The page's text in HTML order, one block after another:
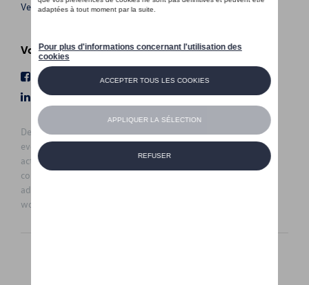
Verkoopsvoorwaarden
Volg Ons
Facebook
Youtube
LinkedIn
Instagram
De prijzen op deze site zijn adviesprijzen (incl. btw), exclusief
eventuele installatiekosten. Voor meer informatie over de
actuele verkoopprijs en de eventuele installatiekosten kunt u
contact opnemen met uw concessiehouder / agent. De
adviesprijzen kunnen zonder voorafgaande kennisgeving
worden gewijzigd.